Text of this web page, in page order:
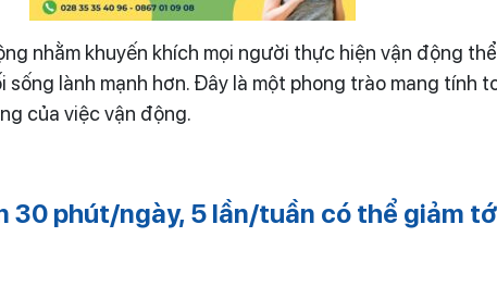
nhằm khuyến khích mọi người thực hiện vận động
sống lành mạnh hơn. Đây là một phong trào mang tính
của việc vận động.
30 phút/ngày, 5 lần/tuần có thể giảm